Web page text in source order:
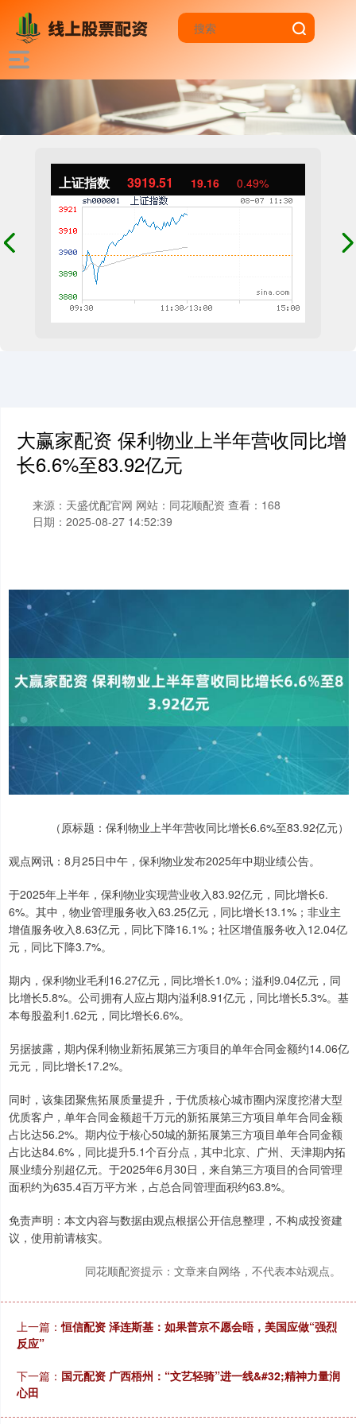
上证指数 3919.51 19.16 0.49%
大赢家配资 保利物业上半年营收同比增
长6.6%至83.92亿元
来源：天盛优配官网 网站：同花顺配资 查看：168
日期：2025-08-27 14:52:39
（原标题：保利物业上半年营收同比增长6.6%至83.92亿元）
观点网讯：8月25日中午，保利物业发布2025年中期业绩公告。
于2025年上半年，保利物业实现营业收入83.92亿元，同比增长6.
6%。其中，物业管理服务收入63.25亿元，同比增长13.1%；非业主
增值服务收入8.63亿元，同比下降16.1%；社区增值服务收入12.04亿
元，同比下降3.7%。
期内，保利物业毛利16.27亿元，同比增长1.0%；溢利9.04亿元，同
比增长5.8%。公司拥有人应占期内溢利8.91亿元，同比增长5.3%。基
本每股盈利1.62元，同比增长6.6%。
另据披露，期内保利物业新拓展第三方项目的单年合同金额约14.06亿
元元，同比增长17.2%。
同时，该集团聚焦拓展质量提升，于优质核心城市圈内深度挖潜大型
优质客户，单年合同金额超千万元的新拓展第三方项目单年合同金额
占比达56.2%。期内位于核心50城的新拓展第三方项目单年合同金额
占比达84.6%，同比提升5.1个百分点，其中北京、广州、天津期内拓
展业绩分别超亿元。于2025年6月30日，来自第三方项目的合同管理
面积约为635.4百万平方米，占总合同管理面积约63.8%。
免责声明：本文内容与数据由观点根据公开信息整理，不构成投资建
议，使用前请核实。
同花顺配资提示：文章来自网络，不代表本站观点。
上一篇：恒信配资 泽连斯基：如果普京不愿会晤，美国应做“强烈
反应”
下一篇： 国元配资 广西梧州：“文艺轻骑”进一线&#32;精神力量润
心田